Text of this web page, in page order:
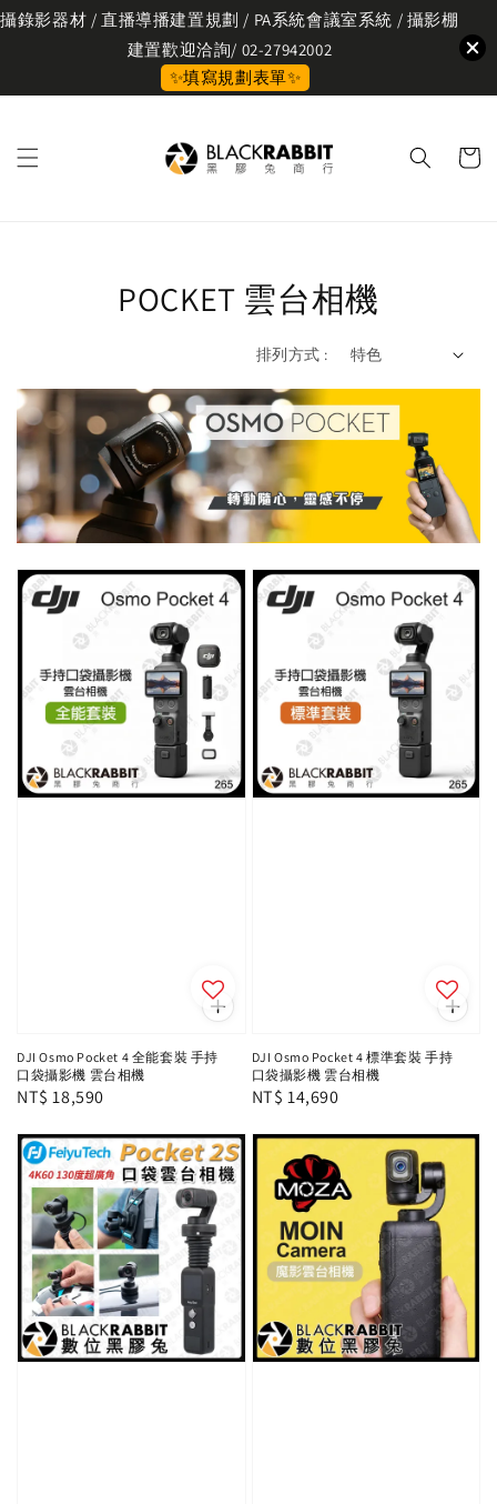
攝錄影器材 / 直播導播建置規劃 / PA系統會議室系統 / 攝影棚
建置歡迎洽詢/ 02-27942002
✨填寫規劃表單✨
POCKET 雲台相機
排列方式 :
DJI Osmo Pocket 4 全能套裝 手持
口袋攝影機 雲台相機
Regular
NT$ 18,590
DJI Osmo Pocket 4 標準套裝 手持
口袋攝影機 雲台相機
Regular
NT$ 14,690